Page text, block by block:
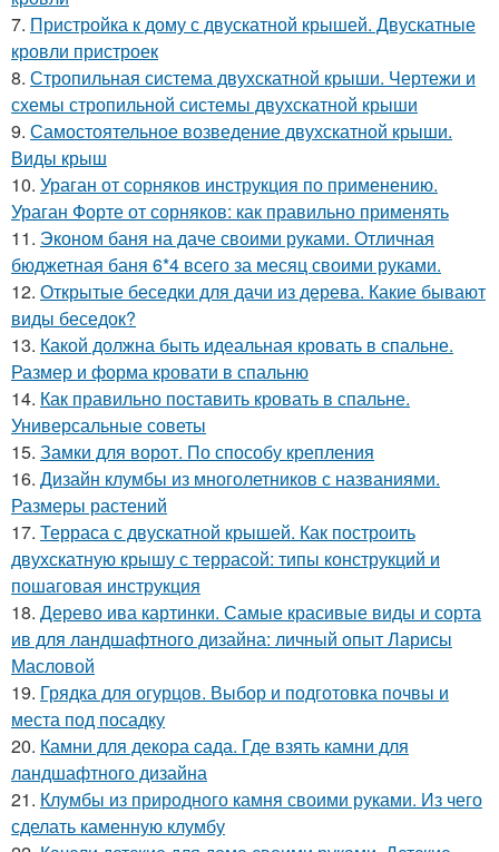
7. Пристройка к дому с двускатной крышей. Двускатные
кровли пристроек
8. Стропильная система двухскатной крыши. Чертежи и
схемы стропильной системы двухскатной крыши
9. Самостоятельное возведение двухскатной крыши.
Виды крыш
10. Ураган от сорняков инструкция по применению.
Ураган Форте от сорняков: как правильно применять
11. Эконом баня на даче своими руками. Отличная
бюджетная баня 6*4 всего за месяц своими руками.
12. Открытые беседки для дачи из дерева. Какие бывают
виды беседок?
13. Какой должна быть идеальная кровать в спальне.
Размер и форма кровати в спальню
14. Как правильно поставить кровать в спальне.
Универсальные советы
15. Замки для ворот. По способу крепления
16. Дизайн клумбы из многолетников с названиями.
Размеры растений
17. Терраса с двускатной крышей. Как построить
двухскатную крышу с террасой: типы конструкций и
пошаговая инструкция
18. Дерево ива картинки. Самые красивые виды и сорта
ив для ландшафтного дизайна: личный опыт Ларисы
Масловой
19. Грядка для огурцов. Выбор и подготовка почвы и
места под посадку
20. Камни для декора сада. Где взять камни для
ландшафтного дизайна
21. Клумбы из природного камня своими руками. Из чего
сделать каменную клумбу